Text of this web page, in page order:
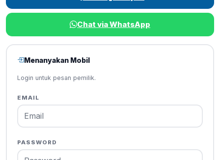
Chat via WhatsApp
Menanyakan Mobil
Login untuk pesan pemilik.
EMAIL
PASSWORD